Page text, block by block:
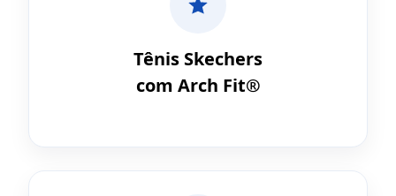
Tênis Skechers
com Arch Fit®